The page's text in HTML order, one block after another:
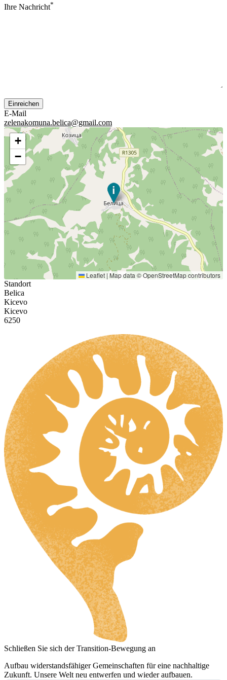
Ihre Nachricht*
E-Mail
zelenakomuna.belica@gmail.com
+
−
Leaflet | Map data ©OpenStreetMapcontributors
Standort
Belica
Kicevo
Kicevo
6250
Schließen Sie sich der Transition-Bewegung an
Aufbau widerstandsfähiger Gemeinschaften für eine nachhaltige
Zukunft. Unsere Welt neu entwerfen und wieder aufbauen.